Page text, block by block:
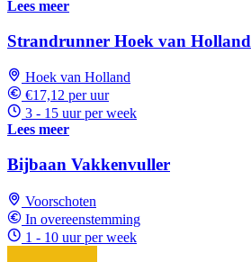
Lees meer
Strandrunner Hoek van Holland
Hoek van Holland
€17,12 per uur
3 - 15 uur per week
Lees meer
Bijbaan Vakkenvuller
Voorschoten
In overeenstemming
1 - 10 uur per week